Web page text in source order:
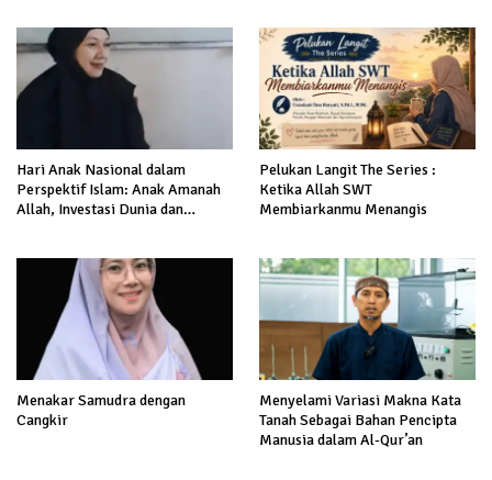
Hari Anak Nasional dalam
Perspektif Islam: Anak Amanah
Allah, Investasi Dunia dan
Pelukan Langit The Series :
Ketika Allah SWT
Membiarkanmu Menangis
Menakar Samudra dengan
Cangkir
Menyelami Variasi Makna Kata
Tanah Sebagai Bahan Pencipta
Manusia dalam Al-Qur’an